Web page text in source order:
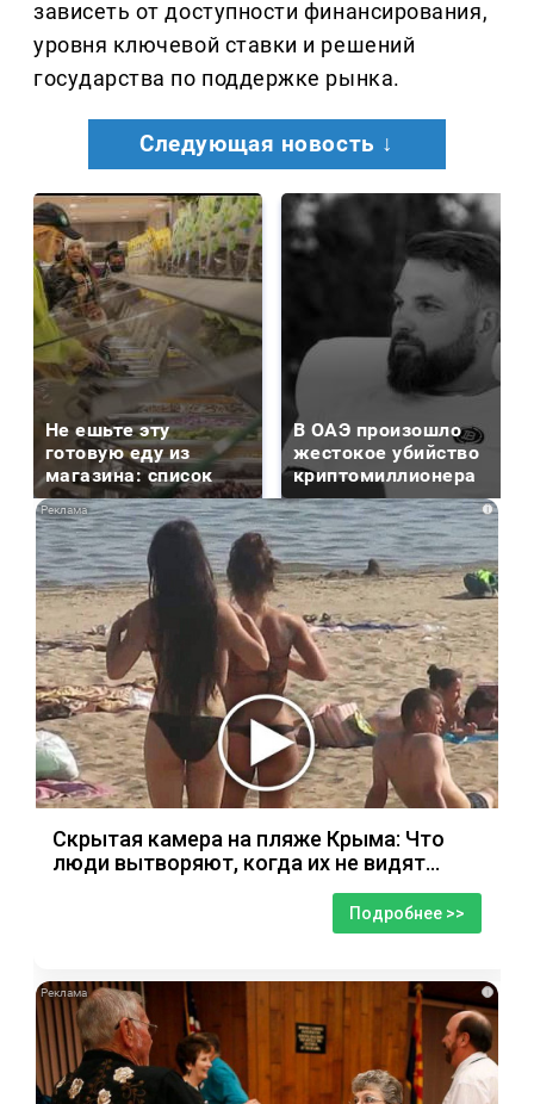
зависеть от доступности финансирования,
уровня ключевой ставки и решений
государства по поддержке рынка.
Следующая новость ↓
Не ешьте эту
готовую еду из
магазина: список
В ОАЭ произошло
жестокое убийство
криптомиллионера
i
Скрытая камера на пляже Крыма: Что
люди вытворяют, когда их не видят...
Подробнее >>
i